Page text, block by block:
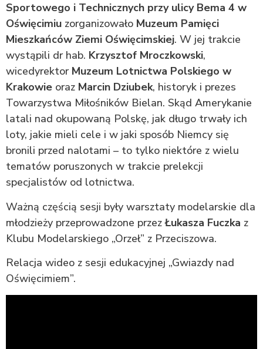
Sportowego i Technicznych przy ulicy Bema 4 w
Oświęcimiu zorganizowało Muzeum Pamięci
Mieszkańców Ziemi Oświęcimskiej. W jej trakcie
wystąpili dr hab. Krzysztof Mroczkowski,
wicedyrektor Muzeum Lotnictwa Polskiego w
Krakowie oraz Marcin Dziubek, historyk i prezes
Towarzystwa Miłośników Bielan. Skąd Amerykanie
latali nad okupowaną Polskę, jak długo trwały ich
loty, jakie mieli cele i w jaki sposób Niemcy się
bronili przed nalotami – to tylko niektóre z wielu
tematów poruszonych w trakcie prelekcji
specjalistów od lotnictwa.
Ważną częścią sesji były warsztaty modelarskie dla
młodzieży przeprowadzone przezŁukasza Fuczka z
Klubu Modelarskiego „Orzeł” z Przeciszowa.
Relacja wideo z sesji edukacyjnej „Gwiazdy nad
Oświęcimiem”.